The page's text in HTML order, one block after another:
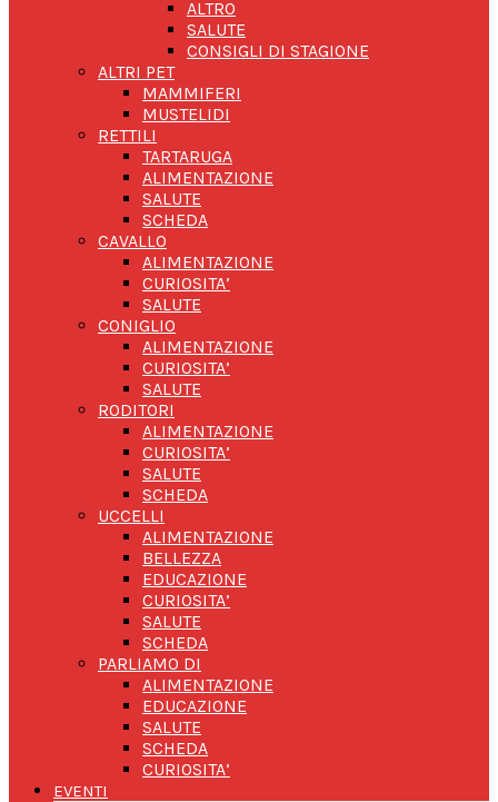
ALTRO
SALUTE
CONSIGLI DI STAGIONE
ALTRI PET
MAMMIFERI
MUSTELIDI
RETTILI
TARTARUGA
ALIMENTAZIONE
SALUTE
SCHEDA
CAVALLO
ALIMENTAZIONE
CURIOSITA’
SALUTE
CONIGLIO
ALIMENTAZIONE
CURIOSITA’
SALUTE
RODITORI
ALIMENTAZIONE
CURIOSITA’
SALUTE
SCHEDA
UCCELLI
ALIMENTAZIONE
BELLEZZA
EDUCAZIONE
CURIOSITA’
SALUTE
SCHEDA
PARLIAMO DI
ALIMENTAZIONE
EDUCAZIONE
SALUTE
SCHEDA
CURIOSITA’
EVENTI